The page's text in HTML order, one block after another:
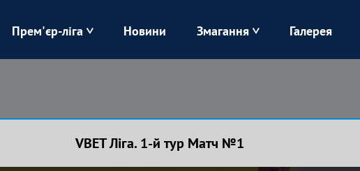
Карпати Колос
Прем'єр-ліга Новини Змагання Галерея
VBET Ліга. 1-й тур Матч №1